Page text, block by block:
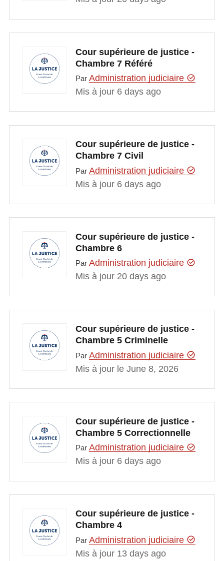
Cour supérieure de justice -
Chambre 7 Référé
Par Administration judiciaire
Mis à jour 6 days ago
Cour supérieure de justice -
Chambre 7 Civil
Par Administration judiciaire
Mis à jour 6 days ago
Cour supérieure de justice -
Chambre 6
Par Administration judiciaire
Mis à jour 20 days ago
Cour supérieure de justice -
Chambre 5 Criminelle
Par Administration judiciaire
Mis à jour le June 8, 2026
Cour supérieure de justice -
Chambre 5 Correctionnelle
Par Administration judiciaire
Mis à jour 6 days ago
Cour supérieure de justice -
Chambre 4
Par Administration judiciaire
Mis à jour 13 days ago